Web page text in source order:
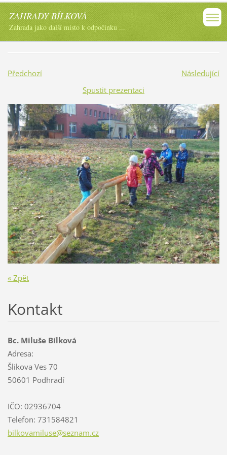
ZAHRADY BÍLKOVÁ
Zahrada jako další místo k odpočinku ...
Předchozí
Následující
Spustit prezentaci
« Zpět
Kontakt
Bc. Miluše Bílková
Adresa:
Šlikova Ves 70
50601 Podhradí
IČO: 02936704
Telefon: 731584821
bilkovamiluse@seznam.cz